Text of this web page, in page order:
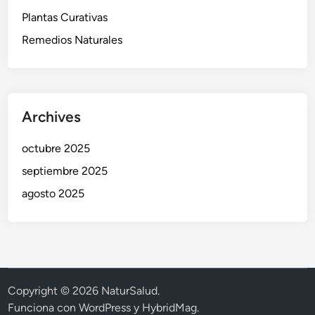
Plantas Curativas
Remedios Naturales
Archives
octubre 2025
septiembre 2025
agosto 2025
Copyright © 2026 NaturSalud.
Funciona conWordPress y HybridMag.